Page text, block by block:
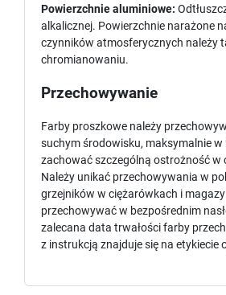
Powierzchnie aluminiowe:
alkalicznej. Powierzchnie narażone
czynników atmosferycznych należy
chromianowaniu.
Przechowywanie
Farby proszkowe należy
suchym środowisku, maksymalnie w
zachować szczególną ostrożność w
Należy unikać przechowywania w
grzejników w ciężarówkach i
przechowywać w bezpośrednim
zalecana data trwałości farby
z instrukcją znajduje się na etykiecie